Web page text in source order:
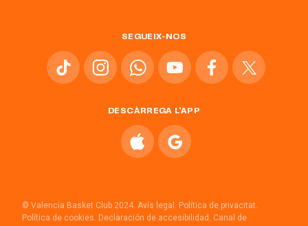
SEGUEIX-NOS
DESCÀRREGA L'APP
© Valencia Basket Club 2024. Avís legal. Política de privacitat.
Política de cookies. Declaración de accesibilidad. Canal de